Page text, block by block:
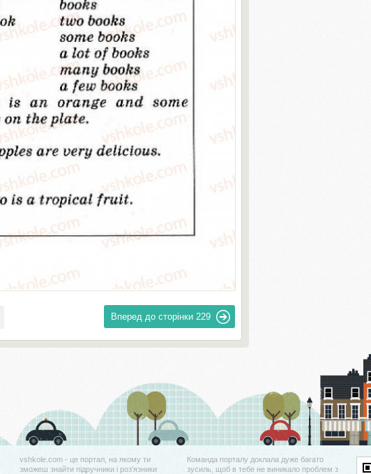
Вперед до сторінки 229
vshkole.com - це портал, на якому ти
зможеш знайти підручники і роз'язники
Команда порталу доклала дуже багато
зусиль, щоб в тебе не виникало проблем з